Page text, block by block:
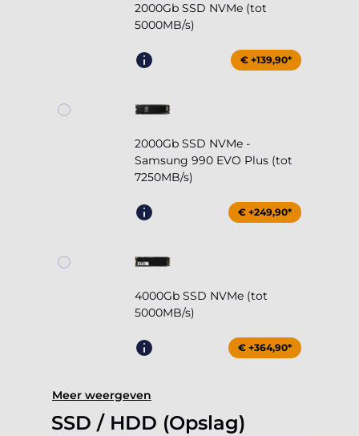
2000Gb SSD NVMe (tot
5000MB/s)
€ +139,90*
2000Gb SSD NVMe -
Samsung 990 EVO Plus (tot
7250MB/s)
€ +249,90*
4000Gb SSD NVMe (tot
5000MB/s)
€ +364,90*
Meer weergeven
SSD / HDD (Opslag)